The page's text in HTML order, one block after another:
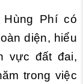
Phí có
diện, hiểu
vực đất đai,
trong việc